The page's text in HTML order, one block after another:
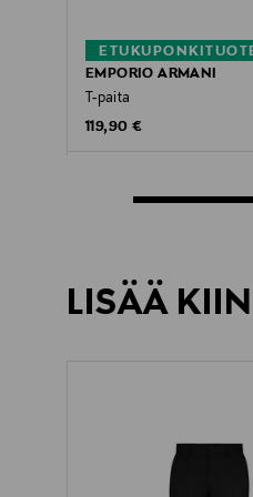
EMPORIO ARMANI
T-paita
Original Price
119,90 €
LISÄÄ